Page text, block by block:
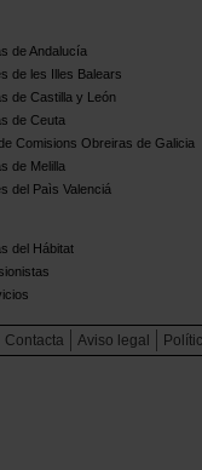
de Andalucía
de les Illes Balears
de Castilla y León
de Ceuta
Comisions Obreiras de Galicia
de Melilla
del Paìs Valenciá
del Hábitat
Contacta Aviso legal